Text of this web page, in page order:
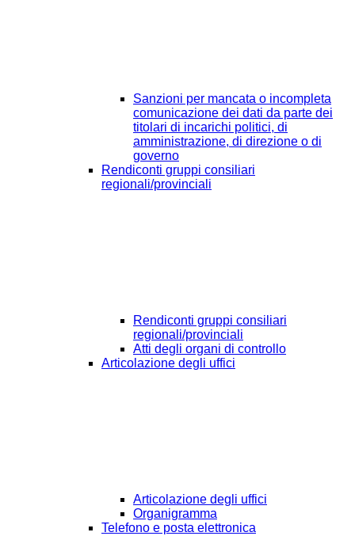
Sanzioni per mancata o incompleta
comunicazione dei dati da parte dei
titolari di incarichi politici, di
amministrazione, di direzione o di
governo
Rendiconti gruppi consiliari
regionali/provinciali
Rendiconti gruppi consiliari
regionali/provinciali
Atti degli organi di controllo
Articolazione degli uffici
Articolazione degli uffici
Organigramma
Telefono e posta elettronica